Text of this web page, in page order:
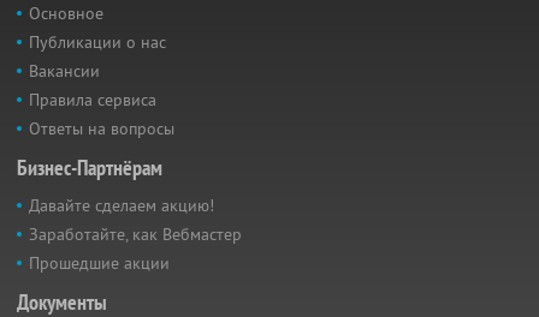
Основное
Публикации о нас
Вакансии
Правила сервиса
Ответы на вопросы
Бизнес-Партнёрам
Давайте сделаем акцию!
Заработайте, как Вебмастер
Прошедшие акции
Документы